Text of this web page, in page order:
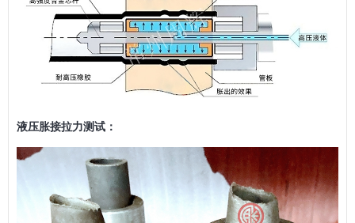
液压胀接拉力测试：